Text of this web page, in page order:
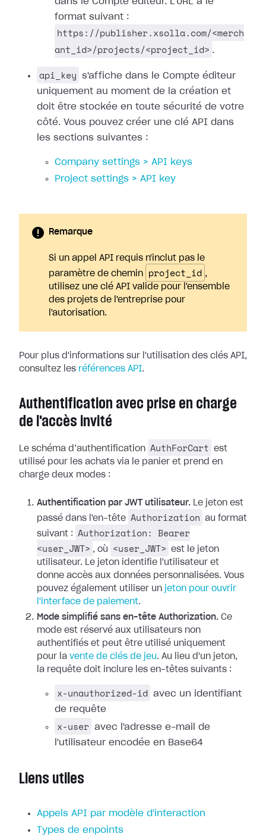
format suivant :
https://publisher.xsolla.com/<merch
ant_id>/projects/<project_id> .
api_key
s'affiche dans le Compte éditeur
uniquement au moment de la création et
doit être stockée en toute sécurité de votre
côté. Vous pouvez créer une clé API dans
les sections suivantes :
Company settings > API keys
Project settings > API key
Remarque
Si un appel API requis n'inclut pas le
paramètre de chemin
project_id ,
utilisez une clé API valide pour l'ensemble
des projets de l'entreprise pour
l'autorisation.
Pour plus d'informations sur l'utilisation des clés API,
consultez les références API.
Authentification avec prise en charge
de l'accès invité
Le schéma d’authentification AuthForCart
est
utilisé pour les achats via le panier et prend en
charge deux modes :
Authentification par JWT utilisateur. Le jeton est
passé dans l'en-tête Authorization
au format
suivant :
Authorization: Bearer
<user_JWT> , où <user_JWT>
est le jeton
utilisateur. Le jeton identifie l'utilisateur et
donne accès aux données personnalisées. Vous
pouvez également utiliser un jeton pour ouvrir
l'interface de paiement.
Mode simplifié sans en-tête Authorization. Ce
mode est réservé aux utilisateurs non
authentifiés et peut être utilisé uniquement
pour la vente de clés de jeu . Au lieu d'un jeton,
la requête doit inclure les en-têtes suivants :
x-unauthorized-id avec un identifiant
de requête
x-user avec l'adresse e-mail de
l'utilisateur encodée en Base64
Liens utiles
Appels API par modèle d'interaction
Types de enpoints